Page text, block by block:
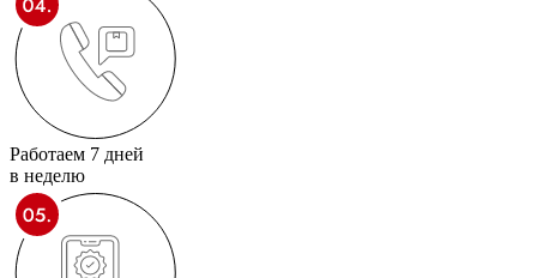
Работаем 7 дней
в неделю